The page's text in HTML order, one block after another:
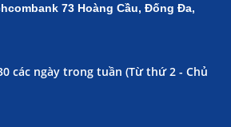
73 Hoàng Cầu, Đống Đa,
các ngày trong tuần (Từ thứ 2 - Chủ